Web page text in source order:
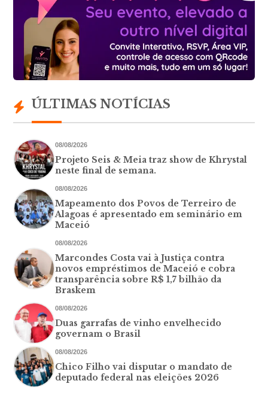
ÚLTIMAS NOTÍCIAS
08/08/2026
Projeto Seis & Meia traz show de Khrystal
neste final de semana.
08/08/2026
Mapeamento dos Povos de Terreiro de
Alagoas é apresentado em seminário em
Maceió
08/08/2026
Marcondes Costa vai à Justiça contra
novos empréstimos de Maceió e cobra
transparência sobre R$ 1,7 bilhão da
Braskem
08/08/2026
Duas garrafas de vinho envelhecido
governam o Brasil
08/08/2026
Chico Filho vai disputar o mandato de
deputado federal nas eleições 2026